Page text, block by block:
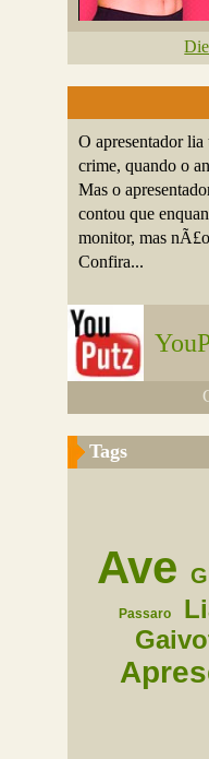
O apresentador
crime, quando o
Mas o
contou que
monitor, mas
Confira...
Tags
Ave
Passaro